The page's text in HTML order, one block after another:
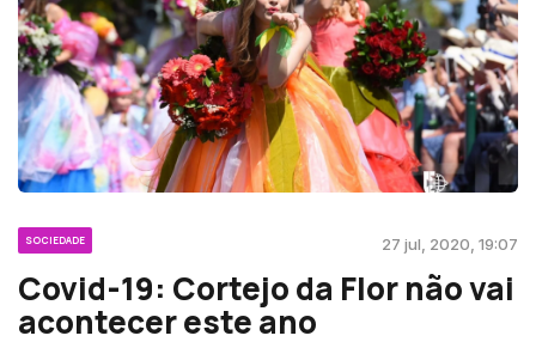
SOCIEDADE 27 jul, 2020, 19:07
Covid-19: Cortejo da Flor não vai
acontecer este ano